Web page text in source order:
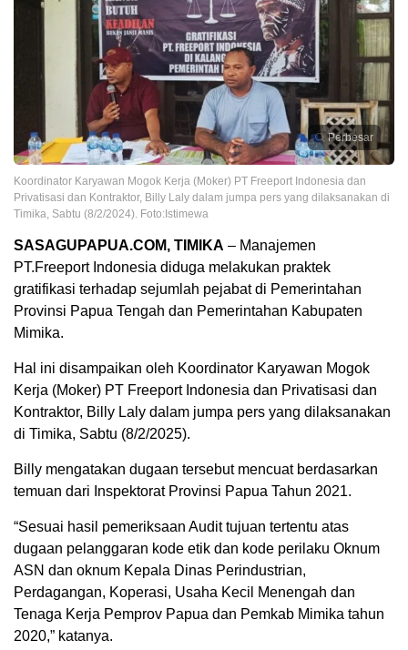
Perbesar
Koordinator Karyawan Mogok Kerja (Moker) PT Freeport Indonesia dan
Privatisasi dan Kontraktor, Billy Laly dalam jumpa pers yang dilaksanakan di
Timika, Sabtu (8/2/2024). Foto:Istimewa
SASAGUPAPUA.COM, TIMIKA – Manajemen
PT.Freeport Indonesia diduga melakukan praktek
gratifikasi terhadap sejumlah pejabat di Pemerintahan
Provinsi Papua Tengah dan Pemerintahan Kabupaten
Mimika.
Hal ini disampaikan oleh Koordinator Karyawan Mogok
Kerja (Moker) PT Freeport Indonesia dan Privatisasi dan
Kontraktor, Billy Laly dalam jumpa pers yang dilaksanakan
di Timika, Sabtu (8/2/2025).
Billy mengatakan dugaan tersebut mencuat berdasarkan
temuan dari Inspektorat Provinsi Papua Tahun 2021.
“Sesuai hasil pemeriksaan Audit tujuan tertentu atas
dugaan pelanggaran kode etik dan kode perilaku Oknum
ASN dan oknum Kepala Dinas Perindustrian,
Perdagangan, Koperasi, Usaha Kecil Menengah dan
Tenaga Kerja Pemprov Papua dan Pemkab Mimika tahun
2020,” katanya.